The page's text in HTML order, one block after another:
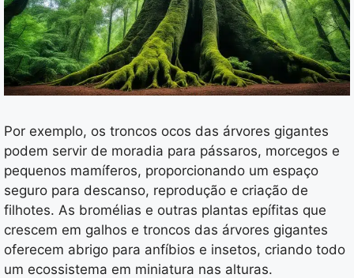
Por exemplo, os troncos ocos das árvores gigantes
podem servir de moradia para pássaros, morcegos e
pequenos mamíferos, proporcionando um espaço
seguro para descanso, reprodução e criação de
filhotes. As bromélias e outras plantas epífitas que
crescem em galhos e troncos das árvores gigantes
oferecem abrigo para anfíbios e insetos, criando todo
um ecossistema em miniatura nas alturas.